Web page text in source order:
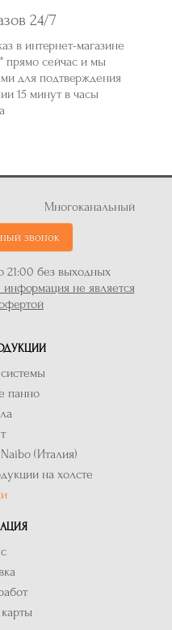
24/7
в интернет-магазине
прямо сейчас и мы
для подтверждения
15 минут в часы
Многоканальный
звонок
21:00 без выходных
информация не является
панно
(Италия)
на холсте